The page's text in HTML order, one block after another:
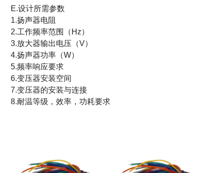
E.设计所需参数
1.扬声器电阻
2.工作频率范围（Hz）
3.放大器输出电压（V）
4.扬声器功率（W）
5.频率响应要求
6.变压器安装空间
7.变压器的安装与连接
8.耐温等级，效率，功耗要求